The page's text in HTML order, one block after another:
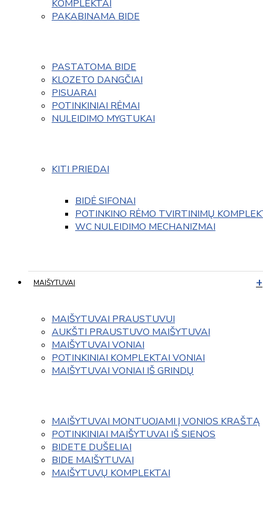
KOMPLEKTAI
PAKABINAMA BIDE
PASTATOMA BIDE
KLOZETO DANGČIAI
PISUARAI
POTINKINIAI RĖMAI
NULEIDIMO MYGTUKAI
KITI PRIEDAI
BIDĖ SIFONAI
POTINKINO RĖMO TVIRTINIMŲ
WC NULEIDIMO MECHANIZMAI
MAIŠYTUVAI
MAIŠYTUVAI PRAUSTUVUI
AUKŠTI PRAUSTUVO MAIŠYTUVAI
MAIŠYTUVAI VONIAI
POTINKINIAI KOMPLEKTAI VONIAI
MAIŠYTUVAI VONIAI IŠ GRINDŲ
MAIŠYTUVAI MONTUOJAMI Į VONIOS KRAŠTĄ
POTINKINIAI MAIŠYTUVAI IŠ SIENOS
BIDETE DUŠELIAI
BIDE MAIŠYTUVAI
MAIŠYTUVŲ KOMPLEKTAI